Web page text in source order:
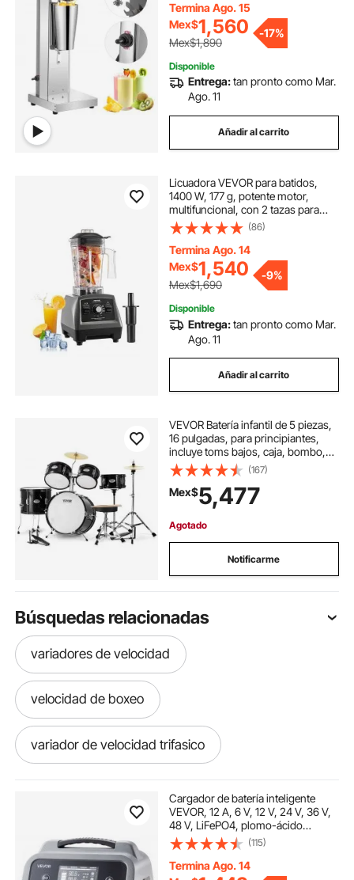
Termina Ago. 15
Mex$1,560
Mex$1,890
-17%
Disponible
Entrega:tan pronto como Mar.
Ago. 11
Añadir al carrito
Licuadora VEVOR para batidos,
1400 W, 177 g, potente motor,
multifuncional, con 2 tazas para
batidos, zumos y zumos. Ideal para
la cocina.
(86)
Termina Ago. 14
Mex$1,540
Mex$1,690
-9%
Disponible
Entrega:tan pronto como Mar.
Ago. 11
Añadir al carrito
VEVOR Batería infantil de 5 piezas,
16 pulgadas, para principiantes,
incluye toms bajos, caja, bombo,
trono ajustable, platillo, pedal hi-hat
y dos pares de baquetas. Kit de
batería para principiantes, color
negro.
(167)
Mex$5,477
Agotado
Notificarme
Búsquedas relacionadas
variadores de velocidad
velocidad de boxeo
variador de velocidad trifasico
variador de velocidad
Cargador de batería inteligente
VEVOR, 12 A, 6 V, 12 V, 24 V, 36 V,
48 V, LiFePO4, plomo-ácido
(gel/AGM), con pantalla LCD,
mantenedor de carga lenta y
desulfatador, para coche, barco y
(115)
Termina Ago. 14